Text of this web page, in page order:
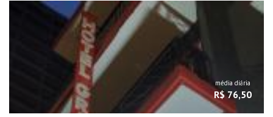
média diária
R$ 76,50